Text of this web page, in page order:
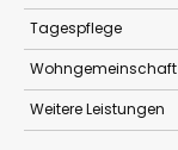
Tagespflege
Wohngemeinschaft
Weitere Leistungen